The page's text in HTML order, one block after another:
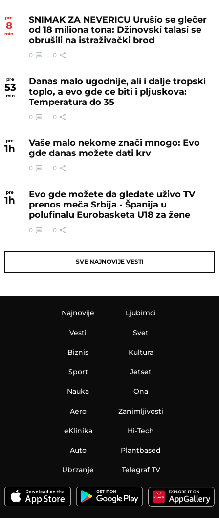
pre
8
min
SNIMAK ZA NEVERICU Urušio se glečer
od 18 miliona tona: Džinovski talasi se
obrušili na istraživački brod
0 0
pre
53
min
Danas malo ugodnije, ali i dalje tropski
toplo, a evo gde ce biti i pljuskova:
Temperatura do 35
0 0
pre
1h
Vaše malo nekome znači mnogo: Evo
gde danas možete dati krv
0 0
pre
1h
Evo gde možete da gledate uživo TV
prenos meča Srbija - Španija u
polufinalu Eurobasketa U18 za žene
0 0
SVE NAJNOVIJE VESTI
Najnovije
Vesti
Biznis
Sport
Nauka
Aero
Ljubimci
Svet
Kultura
Jetset
Ona
Zanimljivosti
eKlinika Hi-Tech
Auto Plantbased
Ubrzanje Telegraf TV